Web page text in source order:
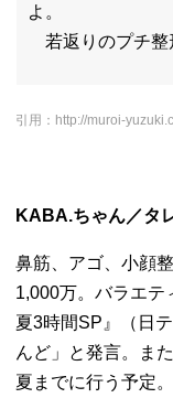
よ。
若返りのプチ整
引用：http://muroi-
KABA.ちゃん／タ
鼻筋、アゴ、小顔
1,000万。バラエテ
夏3時間SP』（日
んど」と発言。ま
夏までに行う予定。